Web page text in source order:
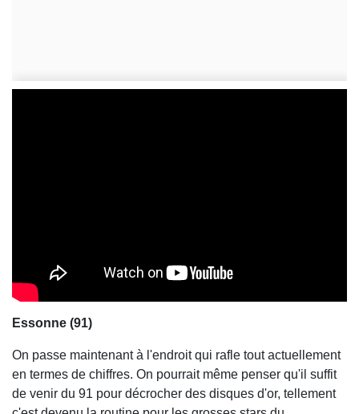
Essonne (91)
On passe maintenant à l'endroit qui rafle tout actuellement
en termes de chiffres. On pourrait même penser qu'il suffit
de venir du 91 pour décrocher des disques d'or, tellement